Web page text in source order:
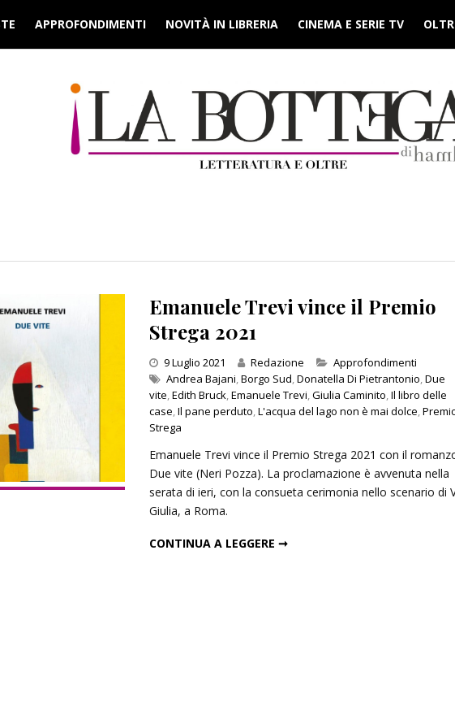
APPROFONDIMENTI NOVITÀ IN LIBRERIA CINEMA E SERIE TV
Emanuele Trevi vince il Premio
Strega 2021
9 Luglio 2021 Redazione Categories
Approfondimenti
Andrea Bajani,Borgo Sud,Donatella Di Pietrantonio,Due
vite,Edith Bruck,Emanuele Trevi,Giulia Caminito,Il libro delle
case,Il pane perduto,L'acqua del lago non è mai dolce,
Strega
Emanuele Trevi vince il Premio Strega 2021 con il
Due vite (Neri Pozza). La proclamazione è avvenuta nella
serata di ieri, con la consueta cerimonia nello scenario di
Giulia, a Roma.
CONTINUA A LEGGERE ➞
Inseguendo un’ombra: cento anni di
Andrea Camilleri
13 Dicembre 2025
Bazterrica
27 Dicembre 2025